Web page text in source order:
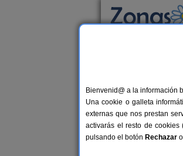
Casa
Casa Rural en
Alquiler
Bienvenid@ a la información
Una cookie o galleta
externas que nos prestan
activarás el resto de cookies
pulsando el botón Rechazar